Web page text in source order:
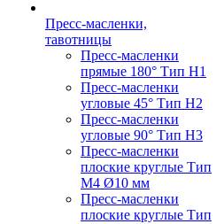
Пресс-масленки,
тавотницы
Пресс-масленки
прямые 180° Тип H1
Пресс-масленки
угловые 45° Тип H2
Пресс-масленки
угловые 90° Тип H3
Пресс-масленки
плоские круглые Тип
M4 Ø10 мм
Пресс-масленки
плоские круглые Тип